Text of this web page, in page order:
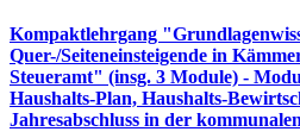
Kompaktlehrgang
Quer-/Seiteneinsteigende in
Steueramt" (insg. 3 Module) -
Haushalts-Plan, Haushalts-
Jahresabschluss in der